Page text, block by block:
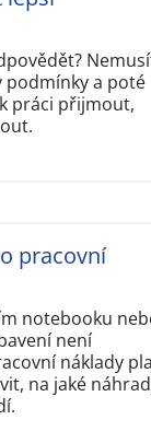
a poté
práci přijmout,
pracovní
notebooku
není
náklady
na jaké